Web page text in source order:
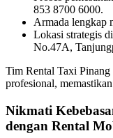
853 8700 6000.
Armada lengkap
Lokasi strategis
No.47A,
Tim Rental Taxi Pinang
profesional,
Nikmati
dengan Rental